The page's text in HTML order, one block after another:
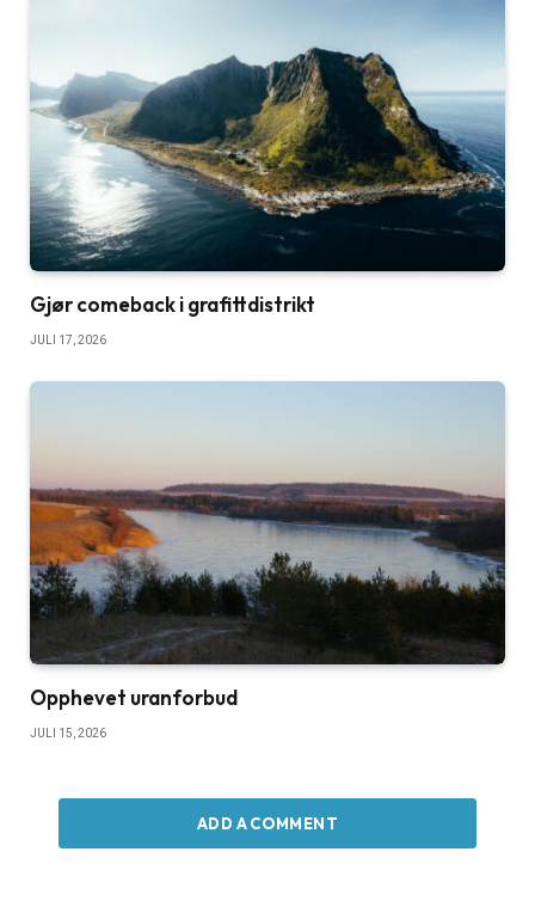
Gjør comeback i grafittdistrikt
JULI 17, 2026
Opphevet uranforbud
JULI 15, 2026
ADD A COMMENT